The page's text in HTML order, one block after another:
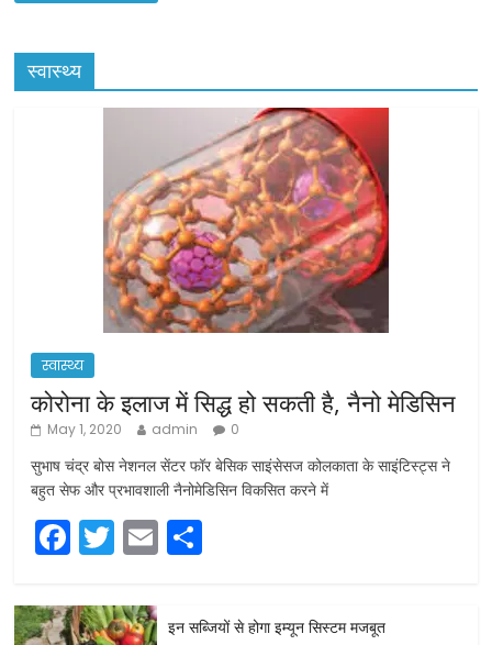
स्वास्थ्य
स्वास्थ्य
कोरोना के इलाज में सिद्ध हो सकती है, नैनो मेडिसिन
May 1, 2020 admin 0
सुभाष चंद्र बोस नेशनल सेंटर फॉर बेसिक साइंसेसज कोलकाता के साइंटिस्ट्स ने
बहुत सेफ और प्रभावशाली नैनोमेडिसिन विकसित करने में
F
c
T
itt
E
ar
इन सब्जियों से होगा इम्यून सिस्टम मजबूत